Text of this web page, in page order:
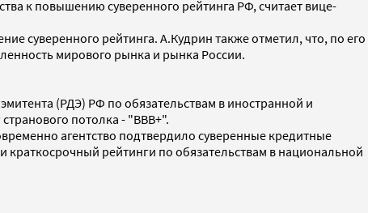
к повышению суверенного рейтинга РФ, считает вице-
суверенного рейтинга. А.Кудрин также отметил, что, по его
мирового рынка и рынка России.
(РДЭ) РФ по обязательствам в иностранной и
потолка - "BBB+".
агентство подтвердило суверенные кредитные
рейтинги по обязательствам в национальной